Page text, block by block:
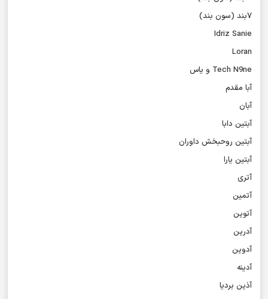
۷بند (سون بند)
Idriz Sanie
Loran
Tech N9ne و یاس
آبا مقدم
آبان
آبتین دابا
آبتین روحبخش داوران
آبتین یارا
آتری
آتمین
آتوین
آدرین
آدوین
آدینه
آذین بردیا